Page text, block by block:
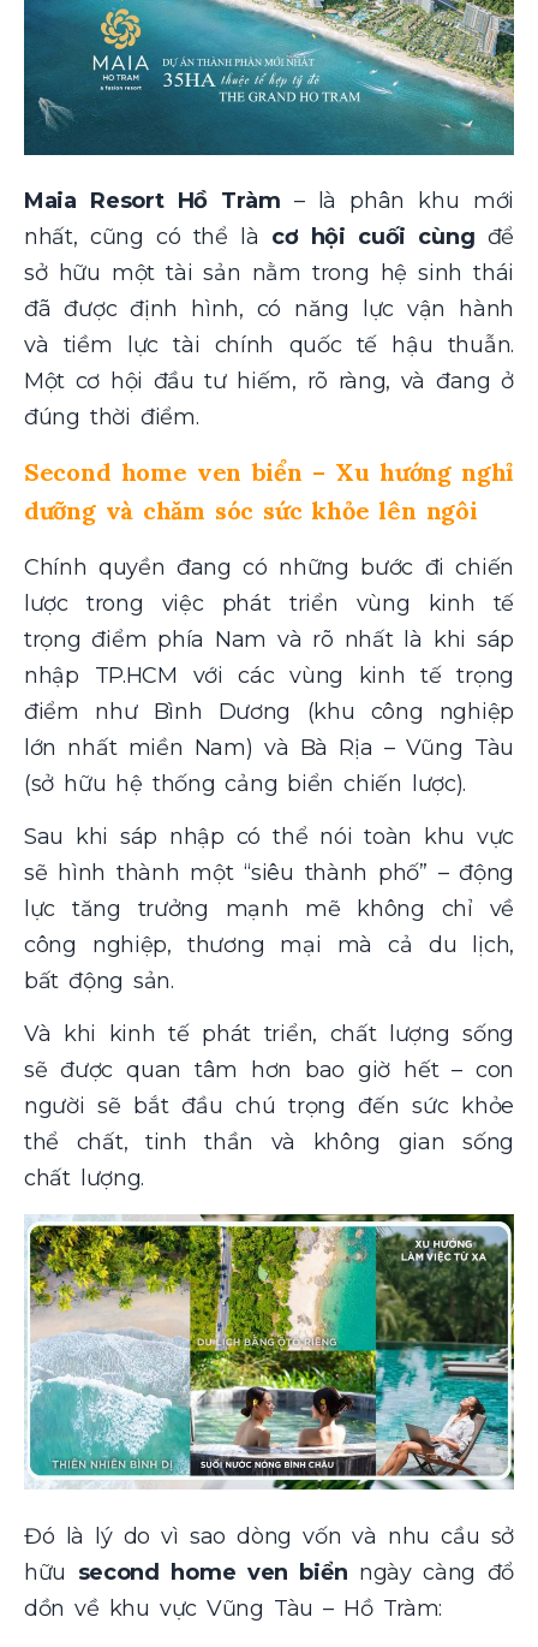
Maia Resort Hồ Tràm – là phân khu mới
nhất, cũng có thể là cơ hội cuối cùng để
sở hữu một tài sản nằm trong hệ sinh thái
đã được định hình, có năng lực vận hành
và tiềm lực tài chính quốc tế hậu thuẫn.
Một cơ hội đầu tư hiếm, rõ ràng, và đang ở
đúng thời điểm.
Second home ven biển – Xu hướng nghỉ
dưỡng và chăm sóc sức khỏe lên ngôi
Chính quyền đang có những bước đi chiến
lược trong việc phát triển vùng kinh tế
trọng điểm phía Nam và rõ nhất là khi sáp
nhập TP.HCM với các vùng kinh tế trọng
điểm như Bình Dương (khu công nghiệp
lớn nhất miền Nam) và Bà Rịa – Vũng Tàu
(sở hữu hệ thống cảng biển chiến lược).
Sau khi sáp nhập có thể nói toàn khu vực
sẽ hình thành một “siêu thành phố” – động
lực tăng trưởng mạnh mẽ không chỉ về
công nghiệp, thương mại mà cả du lịch,
bất động sản.
Và khi kinh tế phát triển, chất lượng sống
sẽ được quan tâm hơn bao giờ hết – con
người sẽ bắt đầu chú trọng đến sức khỏe
thể chất, tinh thần và không gian sống
chất lượng.
Đó là lý do vì sao dòng vốn và nhu cầu sở
hữu second home ven biển ngày càng đổ
dồn về khu vực Vũng Tàu – Hồ Tràm: